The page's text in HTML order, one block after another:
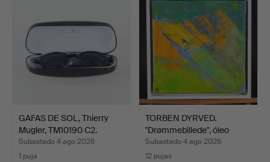
GAFAS DE SOL, Thierry
Mugler, TM10190 C2.
Subastado 4 ago 2026
1 puja
TORBEN DYRVED.
"Drømmebillede", óleo
sobre…
Subastado 4 ago 2026
12 pujas